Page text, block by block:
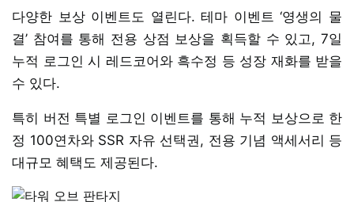
다양한 보상 이벤트도 열린다. 테마 이벤트 ‘영생의 물
결’ 참여를 통해 전용 상점 보상을 획득할 수 있고, 7일
누적 로그인 시 레드코어와 흑수정 등 성장 재화를 받을
수 있다.
특히 버전 특별 로그인 이벤트를 통해 누적 보상으로 한
정 100연차와 SSR 자유 선택권, 전용 기념 액세서리 등
대규모 혜택도 제공된다.